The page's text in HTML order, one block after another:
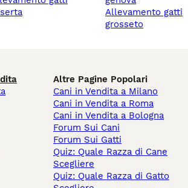
allevamento gatti
grosseto
Altre Pagine Popolari
Cani in Vendita a Milano
Cani in Vendita a Roma
Cani in Vendita a Bologna
Forum Sui Cani
Forum Sui Gatti
Quiz: Quale Razza di Cane
Scegliere
Quiz: Quale Razza di Gatto